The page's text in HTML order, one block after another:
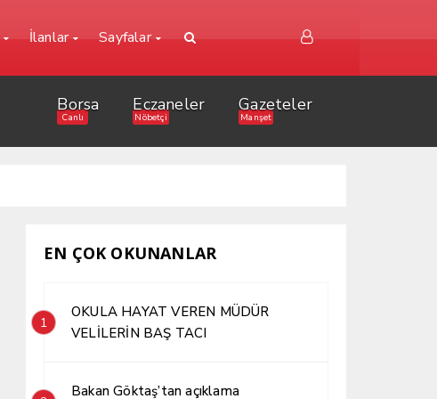
İlanlar Sayfalar
Borsa
Canlı
Eczaneler
Nöbetçi
Gazeteler
Manşet
EN ÇOK OKUNANLAR
1
OKULA HAYAT VEREN MÜDÜR
VELİLERİN BAŞ TACI
Bakan Göktaş’tan açıklama